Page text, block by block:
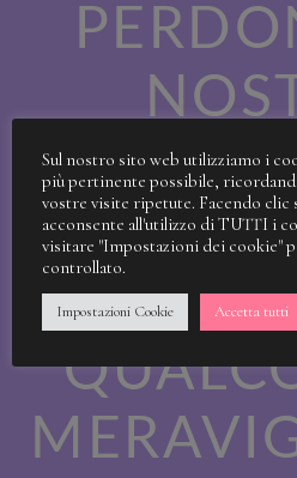
Sul nostro sito web utilizziamo i
più pertinente possibile,
vostre visite ripetute. Facendo clic
acconsente all'utilizzo di TUTTI i
visitare "Impostazioni dei cookie"
controllato.
Impostazioni Cookie Accetta tutti